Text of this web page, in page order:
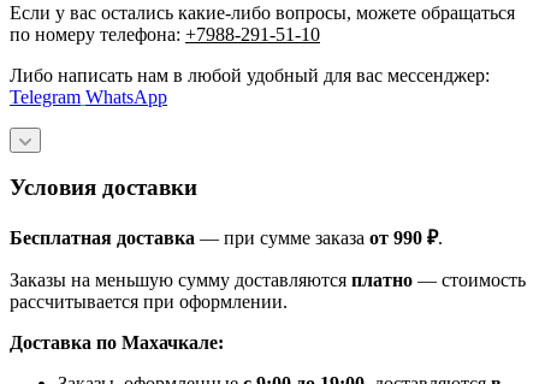
Если у вас остались какие-либо вопросы, можете обращаться
по номеру телефона: +7988-291-51-10
Либо написать нам в любой удобный для вас мессенджер:
Telegram WhatsApp
Условия доставки
Бесплатная доставка — при сумме заказа от 990 ₽.
Заказы на меньшую сумму доставляются платно — стоимость
рассчитывается при оформлении.
Доставка по Махачкале: